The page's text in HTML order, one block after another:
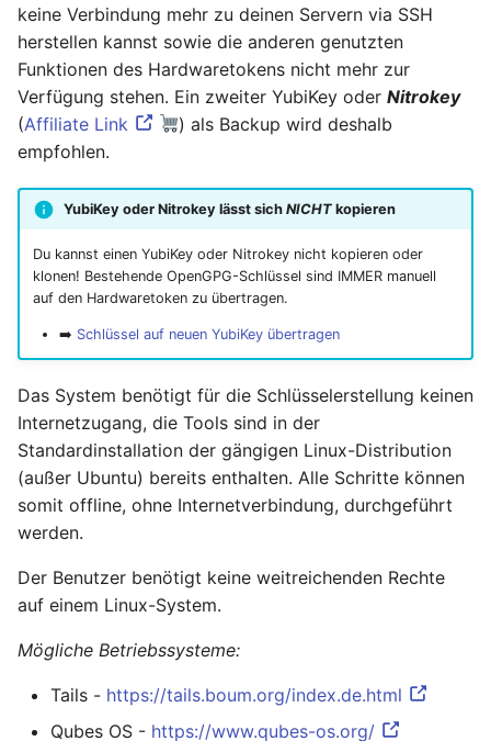
Januar 2021
Dezember 2020
November 2020
September 2020
Mai 2020
April 2020
März 2020
Februar 2020
Dezember 2019
November 2018
keine Verbindung mehr zu deinen Servern via SSH
herstellen kannst sowie die anderen genutzten
Funktionen des Hardwaretokens nicht mehr zur
Verfügung stehen. Ein zweiter YubiKey oder Nitrokey
(Affiliate Link
) als Backup wird deshalb
empfohlen.
YubiKey oder Nitrokey lässt sich NICHTkopieren
Du kannst einen YubiKey oder Nitrokey nicht kopieren oder
klonen! Bestehende OpenGPG-Schlüssel sind IMMER manuell
auf den Hardwaretoken zu übertragen.
➡️ Schlüssel auf neuen YubiKey übertragen
Das System benötigt für die Schlüsselerstellung keinen
Internetzugang, die Tools sind in der
Standardinstallation der gängigen Linux-Distribution
(außer Ubuntu) bereits enthalten. Alle Schritte können
somit offline, ohne Internetverbindung, durchgeführt
werden.
Der Benutzer benötigt keine weitreichenden Rechte
auf einem Linux-System.
Mögliche Betriebssysteme:
Tails - https://tails.boum.org/index.de.html
Qubes OS - https://www.qubes-os.org/